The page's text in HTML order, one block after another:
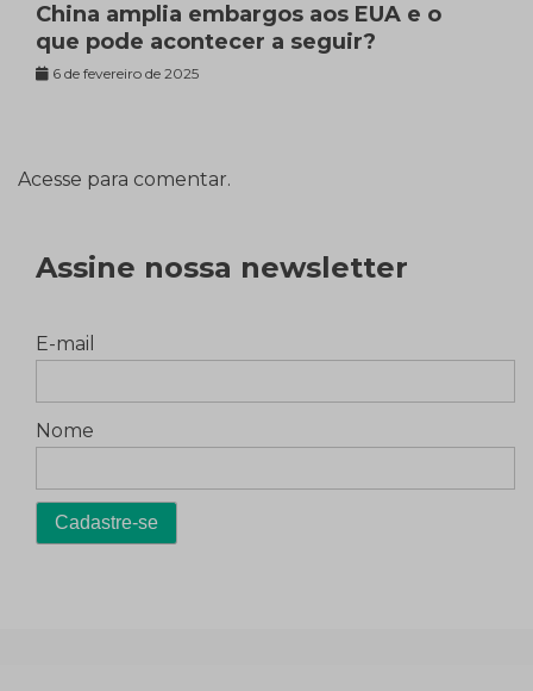
China amplia embargos aos EUA e o
que pode acontecer a seguir?
6 de fevereiro de 2025
Acesse para comentar.
Assine nossa newsletter
E-mail
Nome